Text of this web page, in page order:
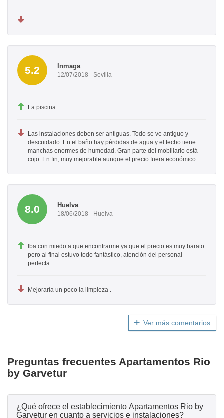
....
5.2 Inmaga
12/07/2018 - Sevilla
La piscina
Las instalaciones deben ser antiguas. Todo se ve antiguo y
descuidado. En el baño hay pérdidas de agua y el techo tiene
manchas enormes de humedad. Gran parte del mobiliario está
cojo. En fin, muy mejorable aunque el precio fuera económico.
8.0 Huelva
18/06/2018 - Huelva
Iba con miedo a que encontrarme ya que el precio es muy barato
pero al final estuvo todo fantástico, atención del personal
perfecta.
Mejoraría un poco la limpieza .
Ver más comentarios
Preguntas frecuentes Apartamentos Rio
by Garvetur
¿Qué ofrece el establecimiento Apartamentos Rio by
Garvetur en cuanto a servicios e instalaciones?